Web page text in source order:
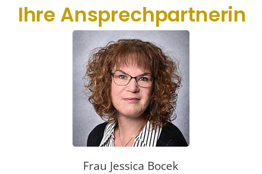
Ihre Ansprechpartnerin
Frau Jessica Bocek